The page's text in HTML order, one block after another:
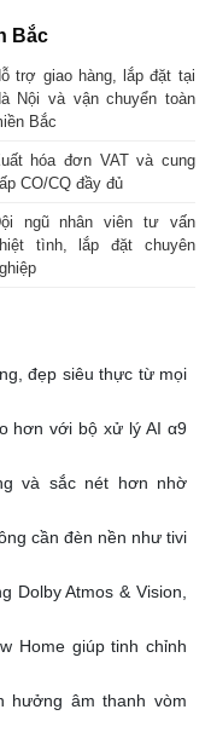
Bắc
trợ giao hàng, lắp đặt tại
Nội và vận chuyển toàn
Bắc
hóa đơn VAT và cung
CO/CQ đầy đủ
ngũ nhân viên tư vấn
tình, lắp đặt chuyên
đẹp siêu thực từ mọi
hơn với bộ xử lý AI α9
và sắc nét hơn nhờ
cần đèn nền như tivi
Dolby Atmos & Vision,
Home giúp tinh chỉnh
hưởng âm thanh vòm